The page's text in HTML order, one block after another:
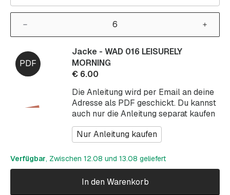
Die Anleitung wird per Email an deine
Adresse als PDF geschickt. Du kannst
auch nur die Anleitung separat kaufen
Nur Anleitung kaufen
Jacke - WAD 016 LEISURELY
MORNING
€ 6.00
Verfügbar, Zwischen 12.08 und 13.08 geliefert
In den Warenkorb